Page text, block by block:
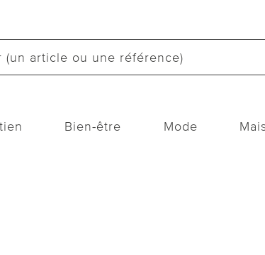
Bien-être Mode